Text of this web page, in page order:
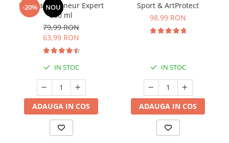
-20% NOU
Manhaē Draineur Expert
500 ml
79,99 RON
63,99 RON
IN STOC
ADAUGA IN COS
Sport & ArtProtect
98,99 RON
IN STOC
ADAUGA IN COS